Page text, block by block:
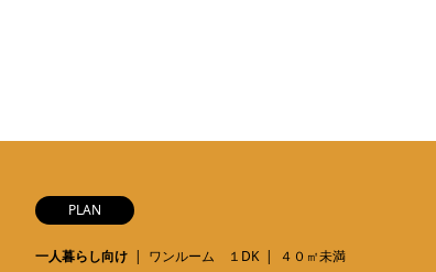
PLAN
一人暮らし向け ワンルーム １DK
４０㎡未満